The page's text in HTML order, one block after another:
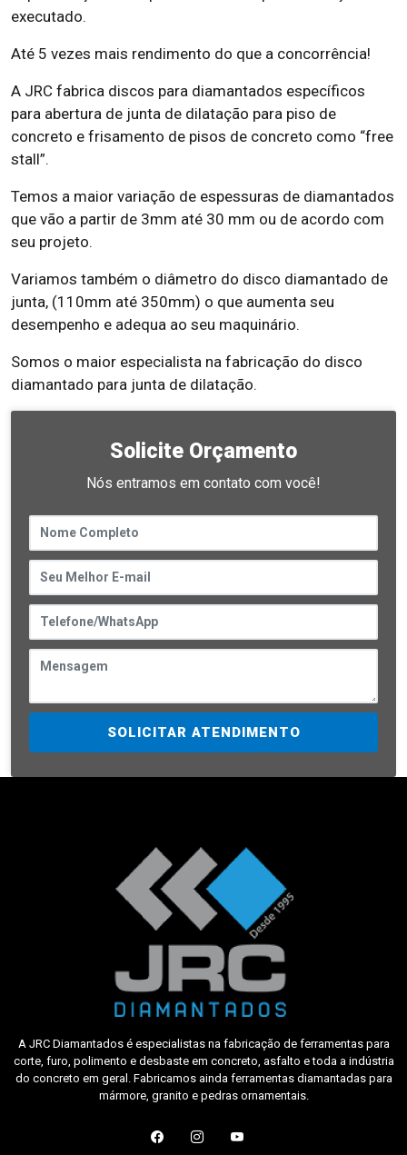
executado.
Até 5 vezes mais rendimento do que a concorrência!
A JRC fabrica discos para diamantados específicos
para abertura de junta de dilatação para piso de
concreto e frisamento de pisos de concreto como “free
stall”.
Temos a maior variação de espessuras de diamantados
que vão a partir de 3mm até 30 mm ou de acordo com
seu projeto.
Variamos também o diâmetro do disco diamantado de
junta, (110mm até 350mm) o que aumenta seu
desempenho e adequa ao seu maquinário.
Somos o maior especialista na fabricação do disco
diamantado para junta de dilatação.
Solicite Orçamento
Nós entramos em contato com você!
SOLICITAR ATENDIMENTO
A JRC Diamantados é especialistas na fabricação de ferramentas para
corte, furo, polimento e desbaste em concreto, asfalto e toda a indústria
do concreto em geral. Fabricamos ainda ferramentas diamantadas para
mármore, granito e pedras ornamentais.